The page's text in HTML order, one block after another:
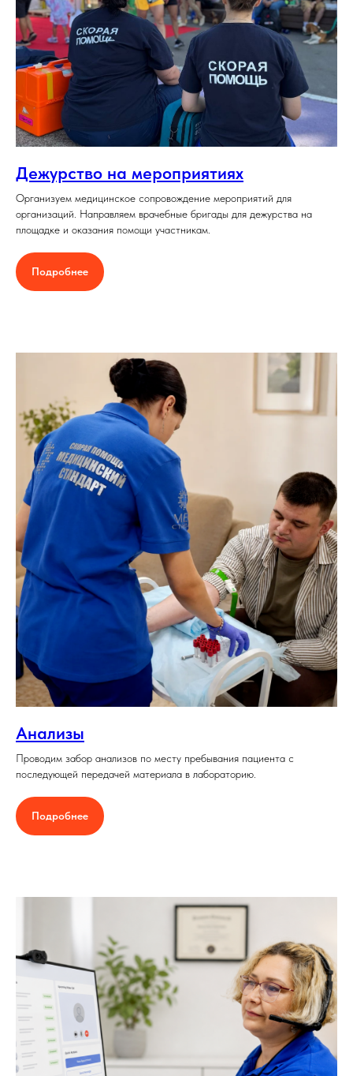
Дежурство на мероприятиях
Организуем медицинское сопровождение мероприятий для
организаций. Направляем врачебные бригады для дежурства на
площадке и оказания помощи участникам.
Подробнее
Анализы
Проводим забор анализов по месту пребывания пациента с
последующей передачей материала в лабораторию.
Подробнее